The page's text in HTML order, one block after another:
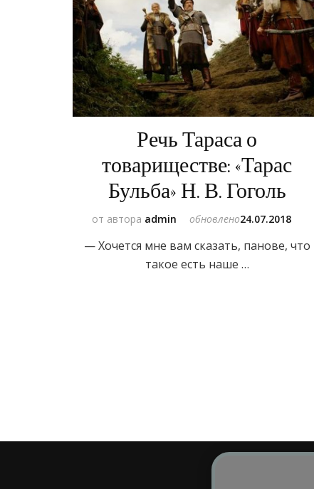
Речь Тараса о
товариществе: «Тарас
Бульба» Н. В. Гоголь
от автора admin обновлено24.07.2018
— Хочется мне вам сказать, панове, что
такое есть наше …